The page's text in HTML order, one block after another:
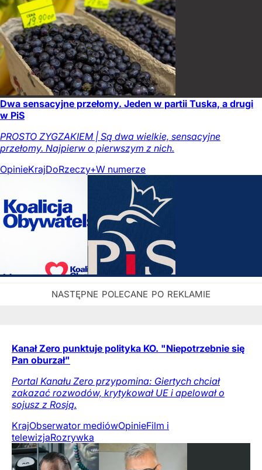
Dwa sensacyjne przełomy. Jeden w partii Tuska, a drugi
w PiS
PROSTO ZYGZAKIEM | Są dwa wielkie, sensacyjne
przełomy. Najpierw o pierwszym z nich.
OpinieKrajDoRzeczy+W numerze
Kanał Zero punktuje polityka KO. "Niepotrzebnie się
Pan oburzał"
Portal Kanału Zero przypomina: Giertych chciał
zakazać rozwodów, krytykował UE i apelował o
sojusz z Rosją.
KrajObserwator mediówOpinieFilm i
telewizjaRozrywka